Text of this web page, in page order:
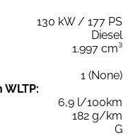
130 kW / 177 PS
Diesel
1.997 cm³
1 (None)
6,9 l/100km
182 g/km
G